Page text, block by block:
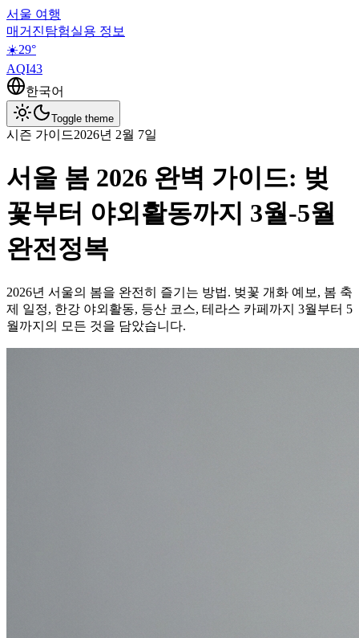
서울 여행
매거진탐험실용 정보
☀️29°
AQI43
한국어
Toggle theme
시즌 가이드2026년 2월 7일
서울 봄 2026 완벽 가이드: 벚
꽃부터 야외활동까지 3월-5월
완전정복
2026년 서울의 봄을 완전히 즐기는 방법. 벚꽃 개화 예보, 봄 축
제 일정, 한강 야외활동, 등산 코스, 테라스 카페까지 3월부터 5
월까지의 모든 것을 담았습니다.